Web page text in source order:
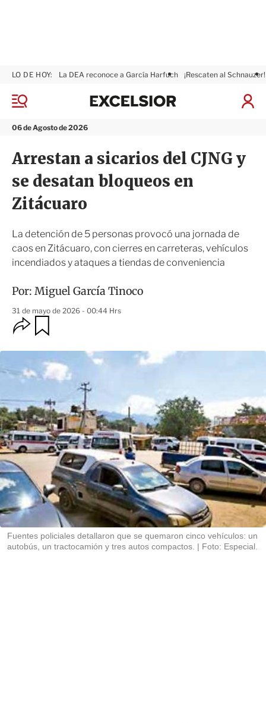
M
n
06 de Agosto de 2026
LO DE HOY: La DEA reconoce a García Harfuch ¡Rescaten al Schnauzer!
I
x
i
r
Arrestan a sicarios del CJNG y
se desatan bloqueos en
Zitácuaro
La detención de 5 personas provocó una jornada de
caos en Zitácuaro, con cierres en carreteras, vehículos
incendiados y ataques a tiendas de conveniencia
Por: Miguel García Tinoco
31 de mayo de 2026 - 00:44 Hrs
O
p
i
n
s
d
e
c
o
m
a
r
t
i
r
d
a
Fuentes policiales detallaron que se quemaron cinco vehículos: un
autobús, un tractocamión y tres autos compactos.
Foto: Especial.